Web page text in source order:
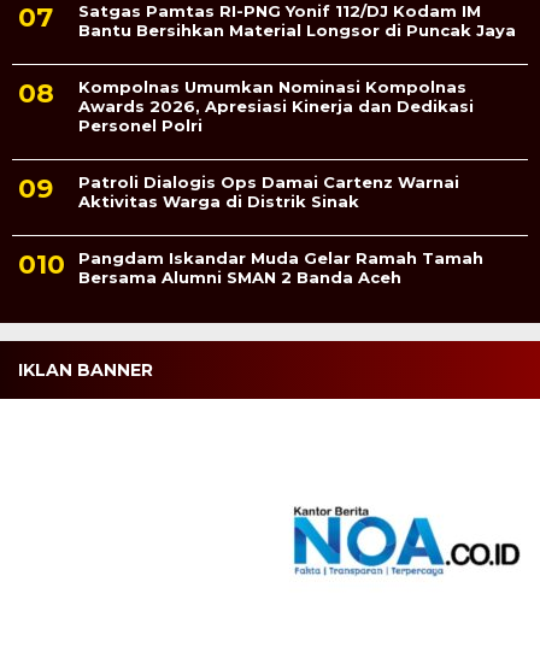
Satgas Pamtas RI-PNG Yonif 112/DJ Kodam IM
Bantu Bersihkan Material Longsor di Puncak Jaya
Kompolnas Umumkan Nominasi Kompolnas
Awards 2026, Apresiasi Kinerja dan Dedikasi
Personel Polri
Patroli Dialogis Ops Damai Cartenz Warnai
Aktivitas Warga di Distrik Sinak
Pangdam Iskandar Muda Gelar Ramah Tamah
Bersama Alumni SMAN 2 Banda Aceh
IKLAN BANNER